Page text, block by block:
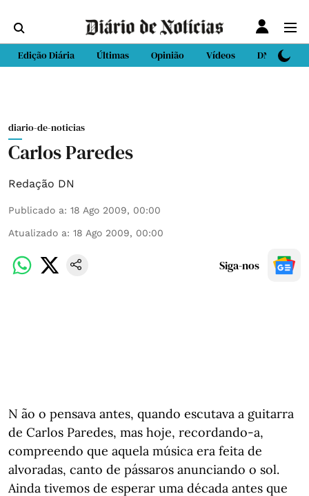
Edição Diária Últimas Opinião Vídeos DN Sport
diario-de-noticias
Carlos Paredes
Redação DN
Publicado a: 18 Ago 2009, 00:00
Atualizado a: 18 Ago 2009, 00:00
Siga-nos
N ão o pensava antes, quando escutava a guitarra
de Carlos Paredes, mas hoje, recordando-a,
compreendo que aquela música era feita de
alvoradas, canto de pássaros anunciando o sol.
Ainda tivemos de esperar uma década antes que